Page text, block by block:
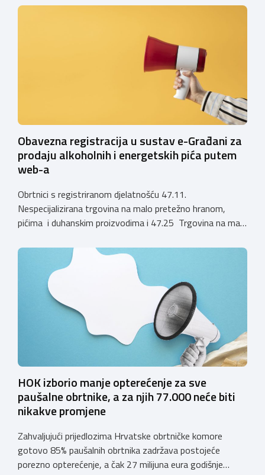
privremenih rješenja izdanih sukladno Zakonu o
1. siječnja 2025. godine više ne mogu podnositi novi
zahtjevi za izdavanje privremenih rješenja, dok već izdana
Obavezna registracija u sustav e-Građani za
prodaju alkoholnih i energetskih pića putem
web-a
Obrtnici s registriranom djelatnošću 47.11.
Nespecijalizirana trgovina na malo pretežno hranom,
pićima i duhanskim proizvodima i 47.25 Trgovina na malo
koja sadrže alkohol i energetska pića dužni su uskladiti
svoje poslovne procese i osigurati tehničko rješenje za
vjerodostojnu provjeru punoljetnosti kupca putem
sustava e-Građani ili putem mobilne […]
HOK izborio manje opterećenje za sve
paušalne obrtnike, a za njih 77.000 neće biti
nikakve promjene
Zahvaljujući prijedlozima Hrvatske obrtničke komore
gotovo 85% paušalnih obrtnika zadržava postojeće
porezno opterećenje, a čak 27 milijuna eura godišnje